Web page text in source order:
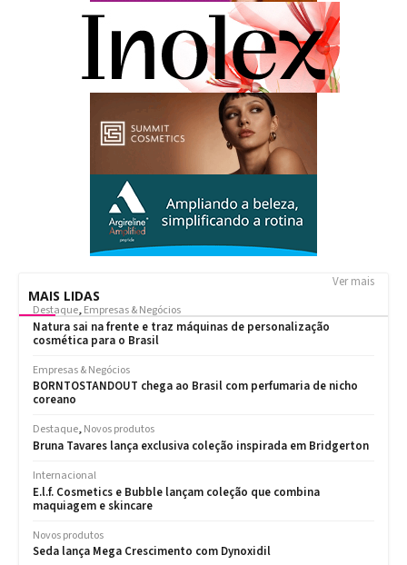
MAIS LIDAS
Ver mais